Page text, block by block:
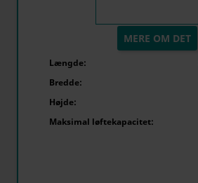
MERE OM DET
Længde:
Bredde:
Højde:
Maksimal løftekapacitet: